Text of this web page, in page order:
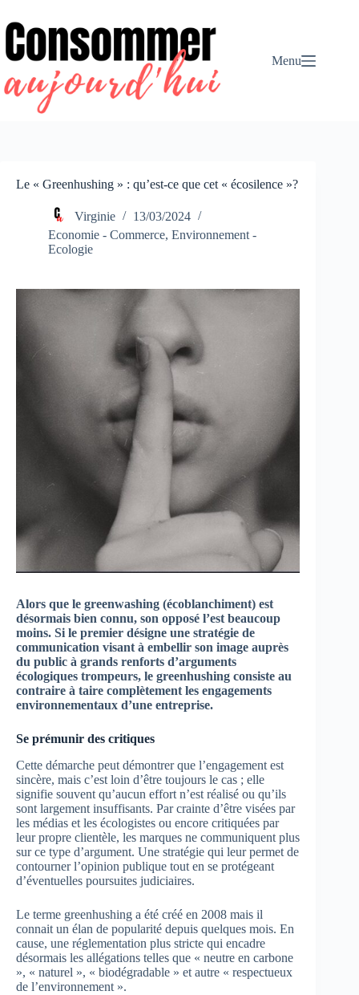
au
contenu
Menu
Le « Greenhushing » : qu’est-ce que cet « écosilence »?
Virginie
13/03/2024
Economie - Commerce, Environnement -
Ecologie
Alors que le greenwashing (écoblanchiment) est
désormais bien connu, son opposé l’est beaucoup
moins. Si le premier désigne une stratégie de
communication visant à embellir son image auprès
du public à grands renforts d’arguments
écologiques trompeurs, le greenhushing consiste au
contraire à taire complètement les engagements
environnementaux d’une entreprise.
Se prémunir des critiques
Cette démarche peut démontrer que l’engagement est
sincère, mais c’est loin d’être toujours le cas ; elle
signifie souvent qu’aucun effort n’est réalisé ou qu’ils
sont largement insuffisants. Par crainte d’être visées par
les médias et les écologistes ou encore critiquées par
leur propre clientèle, les marques ne communiquent plus
sur ce type d’argument. Une stratégie qui leur permet de
contourner l’opinion publique tout en se protégeant
d’éventuelles poursuites judiciaires.
Le terme greenhushing a été créé en 2008 mais il
connait un élan de popularité depuis quelques mois. En
cause, une réglementation plus stricte qui encadre
désormais les allégations telles que « neutre en carbone
», « naturel », « biodégradable » et autre « respectueux
de l’environnement ».